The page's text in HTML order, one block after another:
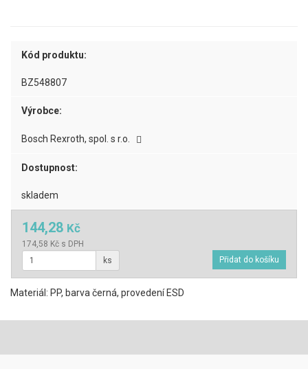
Kód produktu:
BZ548807
Výrobce:
Bosch Rexroth, spol. s r.o.
Dostupnost:
skladem
144,28 Kč
174,58 Kč s DPH
ks
Materiál: PP, barva černá, provedení ESD